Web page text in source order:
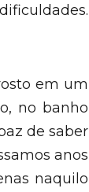
em um
no banho
de saber
anos
naquilo